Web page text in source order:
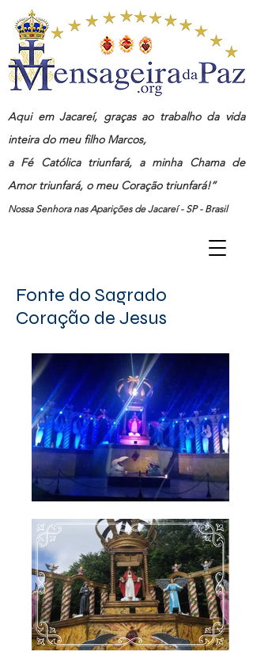
Aqui em Jacareí, graças ao trabalho da vida
inteira do meu filho Marcos,
a Fé Católica triunfará, a minha Chama de
Amor triunfará, o meu Coração triunfará!”
Nossa Senhora nas Aparições de Jacareí - SP - Brasil
Fonte do Sagrado
Coração de Jesus